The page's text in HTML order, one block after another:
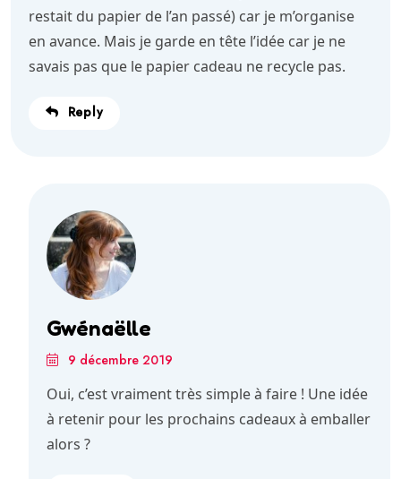
restait du papier de l’an passé) car je m’organise
en avance. Mais je garde en tête l’idée car je ne
savais pas que le papier cadeau ne recycle pas.
Reply
Gwénaëlle
9 décembre 2019
Oui, c’est vraiment très simple à faire ! Une idée
à retenir pour les prochains cadeaux à emballer
alors ?